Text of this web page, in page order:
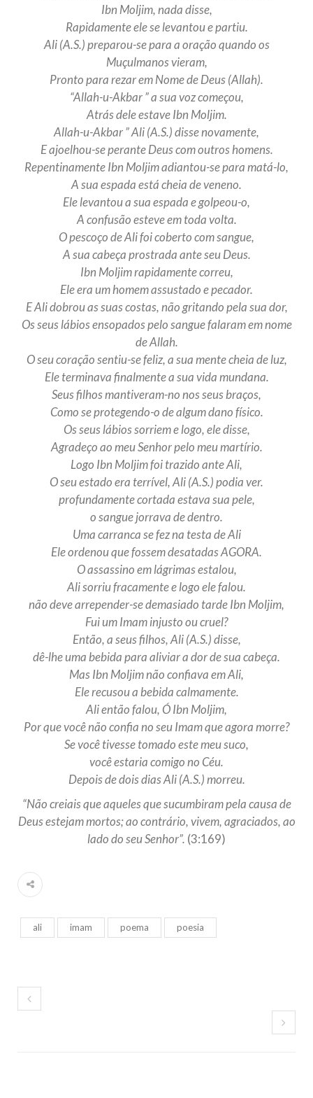
Ibn Moljim, nada disse,
Rapidamente ele se levantou e partiu.
Ali (A.S.) preparou-se para a oração quando os
Muçulmanos vieram,
Pronto para rezar em Nome de Deus (Allah).
“Allah-u-Akbar ” a sua voz começou,
Atrás dele estave Ibn Moljim.
Allah-u-Akbar ” Ali (A.S.) disse novamente,
E ajoelhou-se perante Deus com outros homens.
Repentinamente Ibn Moljim adiantou-se para matá-lo,
A sua espada está cheia de veneno.
Ele levantou a sua espada e golpeou-o,
A confusão esteve em toda volta.
O pescoço de Ali foi coberto com sangue,
A sua cabeça prostrada ante seu Deus.
Ibn Moljim rapidamente correu,
Ele era um homem assustado e pecador.
E Ali dobrou as suas costas, não gritando pela sua dor,
Os seus lábios ensopados pelo sangue falaram em nome
de Allah.
O seu coração sentiu-se feliz, a sua mente cheia de luz,
Ele terminava finalmente a sua vida mundana.
Seus filhos mantiveram-no nos seus braços,
Como se protegendo-o de algum dano físico.
Os seus lábios sorriem e logo, ele disse,
Agradeço ao meu Senhor pelo meu martírio.
Logo Ibn Moljim foi trazido ante Ali,
O seu estado era terrível, Ali (A.S.) podia ver.
profundamente cortada estava sua pele,
o sangue jorrava de dentro.
Uma carranca se fez na testa de Ali
Ele ordenou que fossem desatadas AGORA.
O assassino em lágrimas estalou,
Ali sorriu fracamente e logo ele falou.
não deve arrepender-se demasiado tarde Ibn Moljim,
Fui um Imam injusto ou cruel?
Então, a seus filhos, Ali (A.S.) disse,
dê-lhe uma bebida para aliviar a dor de sua cabeça.
Mas Ibn Moljim não confiava em Ali,
Ele recusou a bebida calmamente.
Ali então falou, Ó Ibn Moljim,
Por que você não confia no seu Imam que agora morre?
Se você tivesse tomado este meu suco,
você estaria comigo no Céu.
Depois de dois dias Ali (A.S.) morreu.
“Não creiais que aqueles que sucumbiram pela causa de
Deus estejam mortos; ao contrário, vivem, agraciados, ao
lado do seu Senhor”. (3:169)
ali imam poema poesia